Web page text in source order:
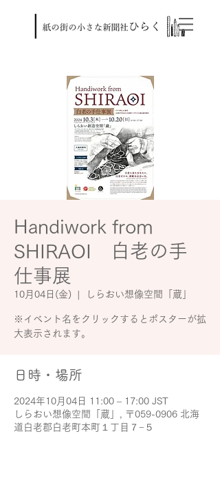
Handiwork from
SHIRAOI 白老の手
仕事展
10月04日(金) しらおい想像空間「蔵」
※イベント名をクリックするとポスターが拡
大表示されます。
日時・場所
2024年10月04日 11:00 – 17:00 JST
しらおい想像空間「蔵」, 〒059-0906 北海
道白老郡白老町本町１丁目７−５